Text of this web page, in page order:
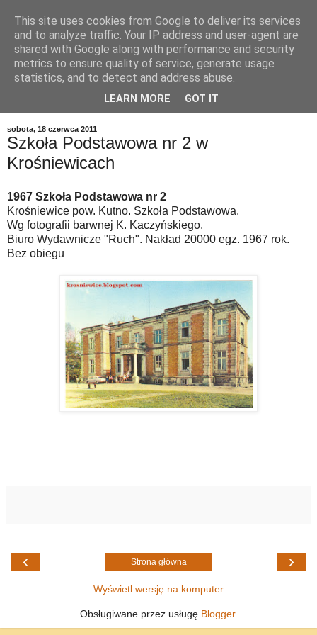
sobota, 18 czerwca 2011
Szkoła Podstawowa nr 2 w
Krośniewicach
1967 Szkoła Podstawowa nr 2
Krośniewice pow. Kutno. Szkoła Podstawowa.
Wg fotografii barwnej K. Kaczyńskiego.
Biuro Wydawnicze "Ruch". Nakład 20000 egz. 1967 rok.
Bez obiegu
‹ ›
Strona główna
Wyświetl wersję na komputer
Obsługiwane przez usługę Blogger.
This site uses cookies from Google to deliver its services
and to analyze traffic. Your IP address and user-agent are
shared with Google along with performance and security
metrics to ensure quality of service, generate usage
statistics, and to detect and address abuse.
LEARN MORE GOT IT